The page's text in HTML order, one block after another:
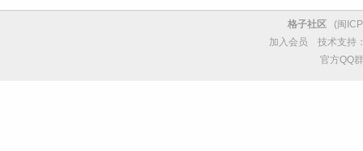
格子社区 (闽
加入会员
技术支持
官方QQ